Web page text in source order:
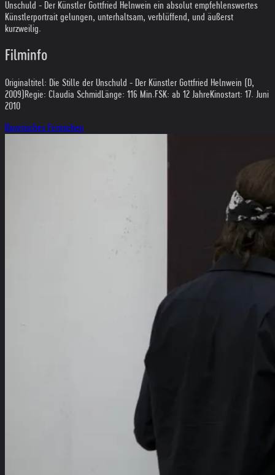
Unschuld - Der Künstler Gottfried Helnwein ein absolut empfehlenswertes
Künstlerportrait gelungen, unterhaltsam, verblüffend, und äußerst
kurzweilig.
Filminfo
Originaltitel: Die Stille der Unschuld - Der Künstler Gottfried Helnwein (D,
2009) Regie: Claudia Schmid Länge: 116 Min.FSK: ab 12 JahreKinostart: 17. Juni
2010
Bayerisches Fernsehen